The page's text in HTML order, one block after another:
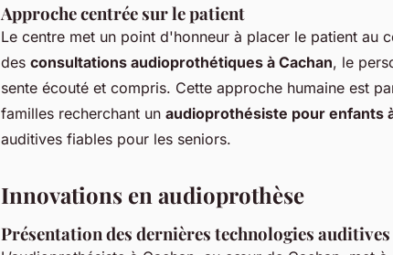
Approche centrée sur le patient
Le centre met un point d'honneur à placer le patient au
des consultations audioprothétiques à Cachan, le
sente écouté et compris. Cette approche humaine est
familles recherchant un audioprothésiste pour enfants
auditives fiables pour les seniors.
Innovations en audioprothèse
Présentation des dernières technologies auditives